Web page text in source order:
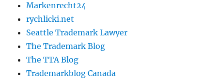
Markenrecht24
rychlicki.net
Seattle Trademark Lawyer
The Trademark Blog
The TTA Blog
Trademarkblog Canada